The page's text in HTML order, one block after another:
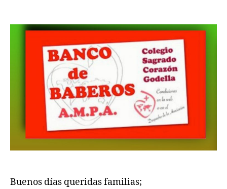
2021-
2022
Buenos días queridas familias;